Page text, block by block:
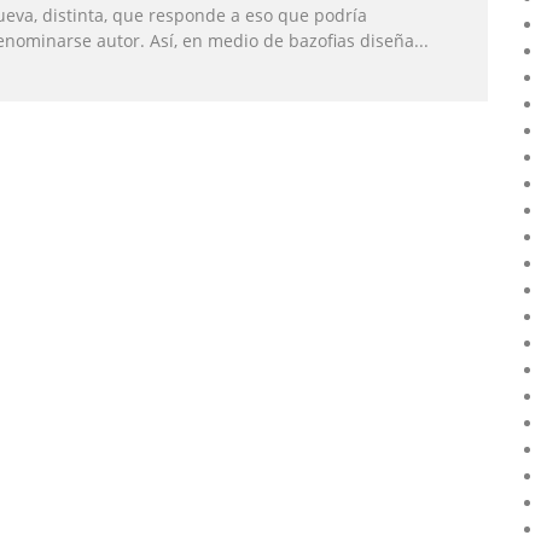
distinta, que responde a eso que podría
autor. Así, en medio de bazofias diseña...